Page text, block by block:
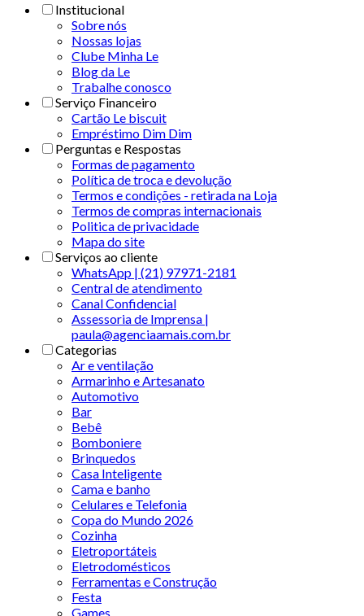
Institucional
Sobre nós
Nossas lojas
Clube Minha Le
Blog da Le
Trabalhe conosco
Serviço Financeiro
Cartão Le biscuit
Empréstimo Dim Dim
Perguntas e Respostas
Formas de pagamento
Política de troca e devolução
Termos e condições - retirada na Loja
Termos de compras internacionais
Politica de privacidade
Mapa do site
Serviços ao cliente
WhatsApp | (21) 97971-2181
Central de atendimento
Canal Confidencial
Assessoria de Imprensa |
paula@agenciaamais.com.br
Categorias
Ar e ventilação
Armarinho e Artesanato
Automotivo
Bar
Bebê
Bomboniere
Brinquedos
Casa Inteligente
Cama e banho
Celulares e Telefonia
Copa do Mundo 2026
Cozinha
Eletroportáteis
Eletrodomésticos
Ferramentas e Construção
Festa
Games